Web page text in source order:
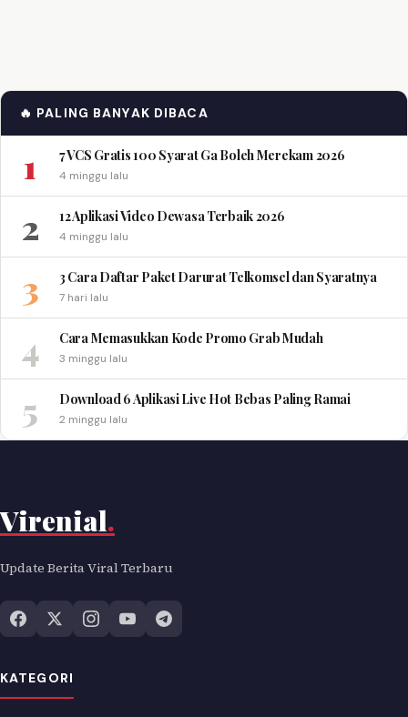
🔥 PALING BANYAK DIBACA
1 7 VCS Gratis 100 Syarat Ga Boleh Merekam 2026
4 minggu lalu
2 12 Aplikasi Video Dewasa Terbaik 2026
4 minggu lalu
3 3 Cara Daftar Paket Darurat Telkomsel dan Syaratnya
7 hari lalu
4 Cara Memasukkan Kode Promo Grab Mudah
3 minggu lalu
5 Download 6 Aplikasi Live Hot Bebas Paling Ramai
2 minggu lalu
Virenial.
Update Berita Viral Terbaru
KATEGORI